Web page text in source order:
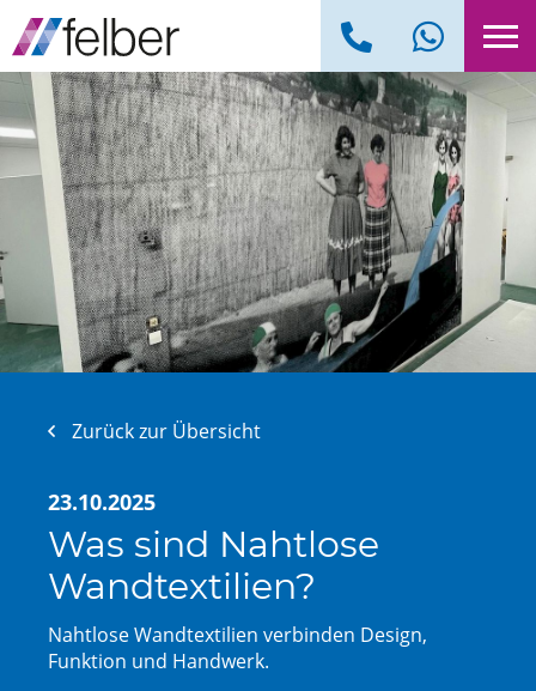
Zurück zur Übersicht
23.10.2025
Was sind Nahtlose
Wandtextilien?
Nahtlose Wandtextilien verbinden Design,
Funktion und Handwerk.